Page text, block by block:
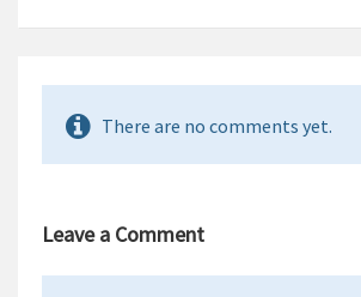
There are no comments yet.
Leave a Comment